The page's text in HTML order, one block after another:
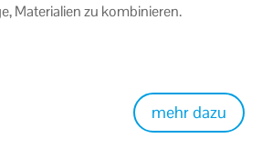
Materialien zu kombinieren.
mehr dazu